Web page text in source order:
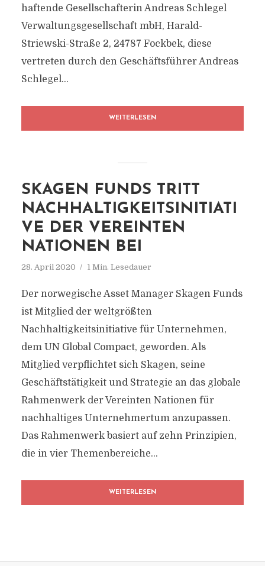
haftende Gesellschafterin Andreas Schlegel
Verwaltungsgesellschaft mbH, Harald-
Striewski-Straße 2, 24787 Fockbek, diese
vertreten durch den Geschäftsführer Andreas
Schlegel...
WEITERLESEN
SKAGEN FUNDS TRITT
NACHHALTIGKEITSINITIATI
VE DER VEREINTEN
NATIONEN BEI
28. April 2020 1 Min. Lesedauer
Der norwegische Asset Manager Skagen Funds
ist Mitglied der weltgrößten
Nachhaltigkeitsinitiative für Unternehmen,
dem UN Global Compact, geworden. Als
Mitglied verpflichtet sich Skagen, seine
Geschäftstätigkeit und Strategie an das globale
Rahmenwerk der Vereinten Nationen für
nachhaltiges Unternehmertum anzupassen.
Das Rahmenwerk basiert auf zehn Prinzipien,
die in vier Themenbereiche...
WEITERLESEN